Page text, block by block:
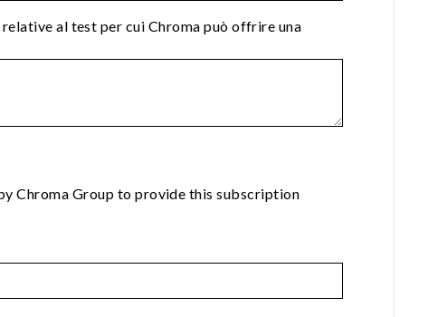
al test per cui Chroma può offrire una
Chroma Group to provide this subscription